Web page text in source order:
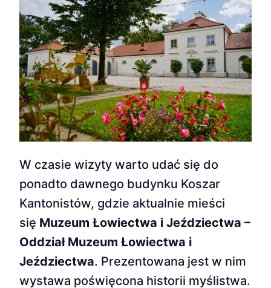
W czasie wizyty warto udać się do
ponadto dawnego budynku Koszar
Kantonistów, gdzie aktualnie mieści
się Muzeum Łowiectwa i Jeździectwa –
Oddział Muzeum Łowiectwa i
Jeździectwa. Prezentowana jest w nim
wystawa poświęcona historii myślistwa.